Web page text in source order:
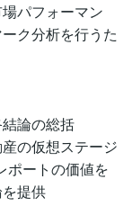
パフォーマン
ク分析を行うた
論の総括
の仮想ステージ
ポートの価値を
提供